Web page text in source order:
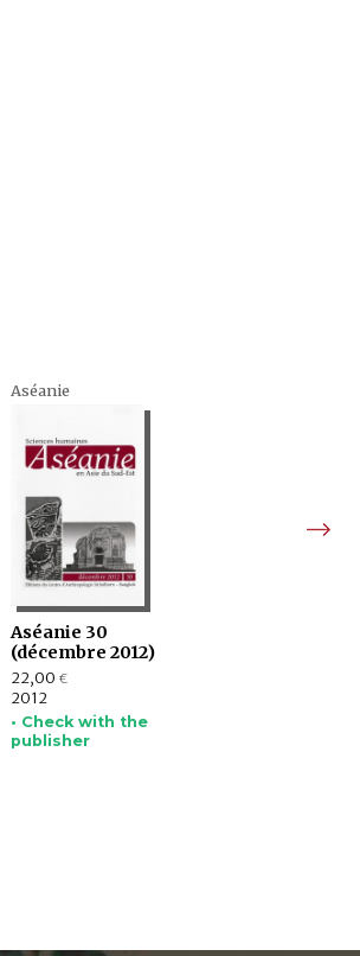
Aséanie
Aséanie 30
(décembre 2012)
22,00 €
2012
• Check with the
publisher